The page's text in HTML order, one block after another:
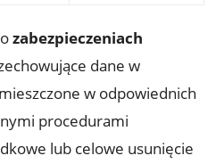
zabezpieczeniach
dane w⁢
w odpowiednich‍
procedurami
⁤lub celowe usunięcie